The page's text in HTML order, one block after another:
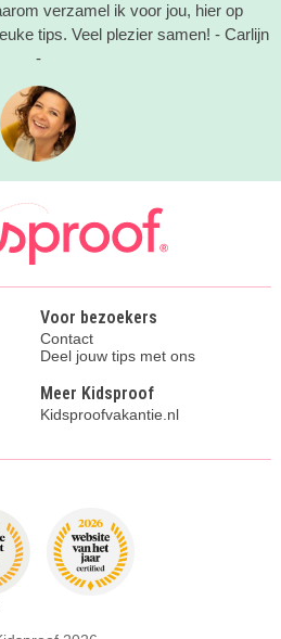
verzamel ik voor jou, hier op
tips. Veel plezier samen! - Carlijn
-
Voor bezoekers
Contact
Deel jouw tips met ons
Meer Kidsproof
Kidsproofvakantie.nl